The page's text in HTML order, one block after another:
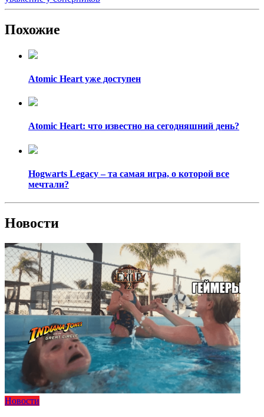
Похожие
Atomic Heart уже доступен
Atomic Heart: что известно на сегодняшний день?
Hogwarts Legacy – та самая игра, о которой все
мечтали?
Новости
Новости